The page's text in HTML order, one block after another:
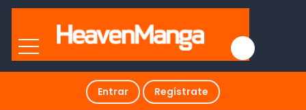
Entrar Regístrate